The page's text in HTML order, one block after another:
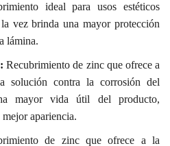
ideal para usos estéticos
vez brinda una mayor protección
lámina.
Recubrimiento de zinc que ofrece a
solución contra la corrosión del
mayor vida útil del producto,
apariencia.
de zinc que ofrece a la